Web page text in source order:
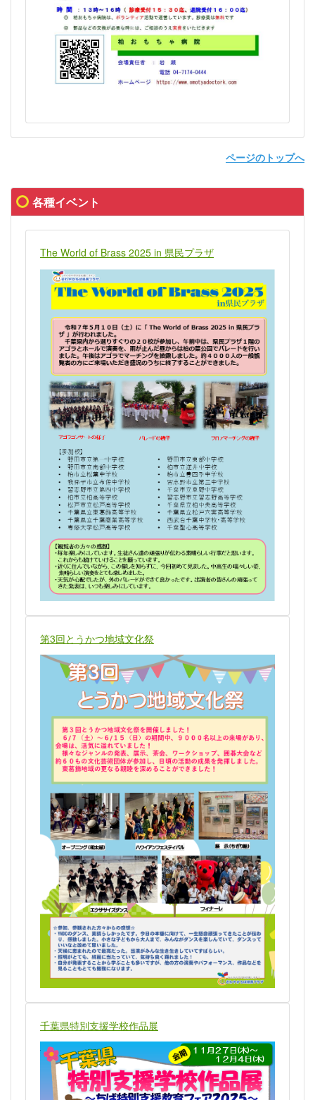
ページのトップへ
各種イベント
The World of Brass 2025 in 県民プラザ
第3回とうかつ地域文化祭
千葉県特別支援学校作品展